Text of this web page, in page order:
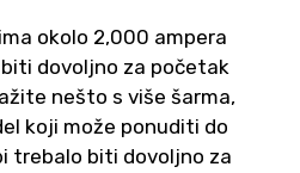
okolo 2,000 ampera
dovoljno za početak
nešto s više šarma,
koji može ponuditi do
trebalo biti dovoljno za